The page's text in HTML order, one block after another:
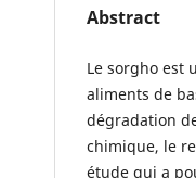
Abstract
Le sorgho est
aliments de
dégradation
chimique, le
étude qui a